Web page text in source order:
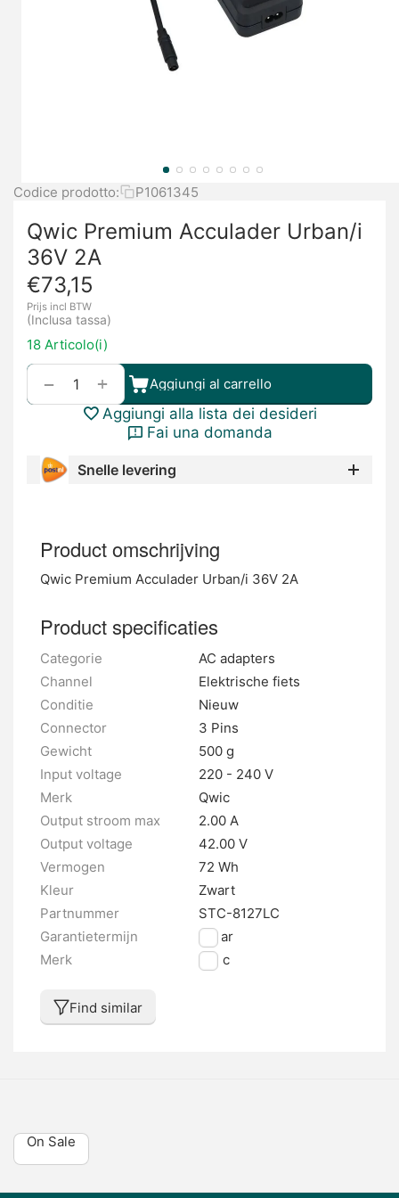
Codice prodotto: P1061345
Qwic Premium Acculader Urban/i
36V 2A
€73,15
Prijs incl BTW
(Inclusa tassa)
18 Articolo(i)
+
− Aggiungi al carrello
Aggiungi alla lista dei desideri
Fai una domanda
Snelle levering
Product omschrijving
Qwic Premium Acculader Urban/i 36V 2A
Product specificaties
Categorie
AC adapters
Channel
Elektrische fiets
Conditie
Nieuw
Connector
3 Pins
Gewicht
500 g
Input voltage
220 - 240 V
Merk
Qwic
Output stroom max
2.00 A
Output voltage
42.00 V
Vermogen
72 Wh
Kleur
Zwart
Partnummer
STC-8127LC
Garantietermijn
2 jaar
Merk
Qwic
Find similar
On Sale